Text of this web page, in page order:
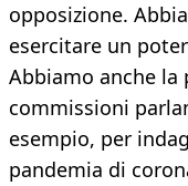
opposizione.
esercitare un
Abbiamo anche
commissioni
esempio, per
pandemia di